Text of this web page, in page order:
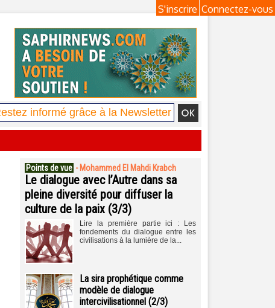
Connectez-vous
S'inscrire
Points de vue - Mohammed El Mahdi Krabch
Le dialogue avec l’Autre dans sa
pleine diversité pour diffuser la
culture de la paix (3/3)
Lire la première partie ici : Les
fondements du dialogue entre les
civilisations à la lumière de la...
La sira prophétique comme
modèle de dialogue
intercivilisationnel (2/3)